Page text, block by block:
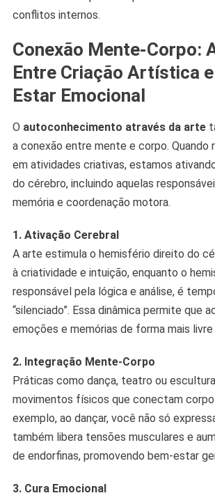
conflitos internos.
Conexão Mente-Corpo:
Entre Criação Artística
Estar Emocional
O autoconhecimento através da arte
a conexão entre mente e corpo. Quando
em atividades criativas, estamos
do cérebro, incluindo aquelas
memória e coordenação motora.
1. Ativação Cerebral
A arte estimula o hemisfério direito do
à criatividade e intuição, enquanto o
responsável pela lógica e análise, é
“silenciado”. Essa dinâmica permite que
emoções e memórias de forma mais
2. Integração Mente-Corpo
Práticas como dança, teatro ou
movimentos físicos que conectam
exemplo, ao dançar, você não só
também libera tensões musculares e
de endorfinas, promovendo bem-estar
3. Cura Emocional